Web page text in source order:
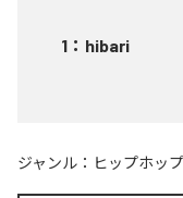
1 ： hibari
ジャンル： ヒップホッ